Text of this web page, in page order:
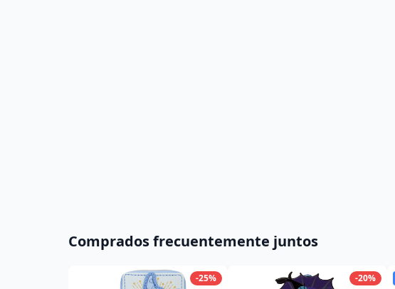
Comprados frecuentemente juntos
-25% -20%